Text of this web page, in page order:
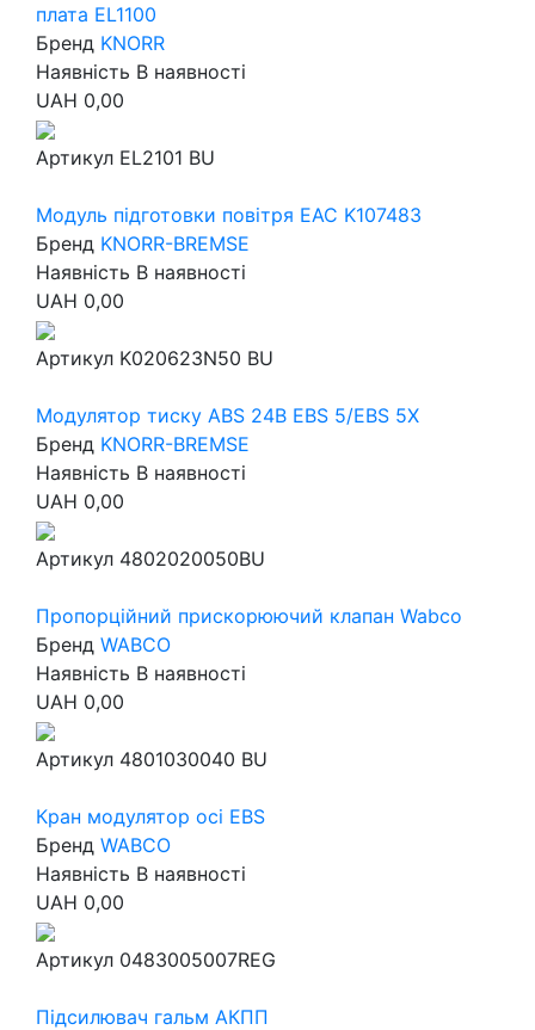
плата EL1100
Бренд KNORR
Наявність В наявності
UAH 0,00
Артикул EL2101 BU
Модуль підготовки повітря EAC K107483
Бренд KNORR-BREMSE
Наявність В наявності
UAH 0,00
Артикул K020623N50 BU
Модулятор тиску ABS 24В EBS 5/EBS 5X
Бренд KNORR-BREMSE
Наявність В наявності
UAH 0,00
Артикул 4802020050BU
Пропорційний прискорюючий клапан Wabco
Бренд WABCO
Наявність В наявності
UAH 0,00
Артикул 4801030040 BU
Кран модулятор осі EBS
Бренд WABCO
Наявність В наявності
UAH 0,00
Артикул 0483005007REG
Підсилювач гальм АКПП